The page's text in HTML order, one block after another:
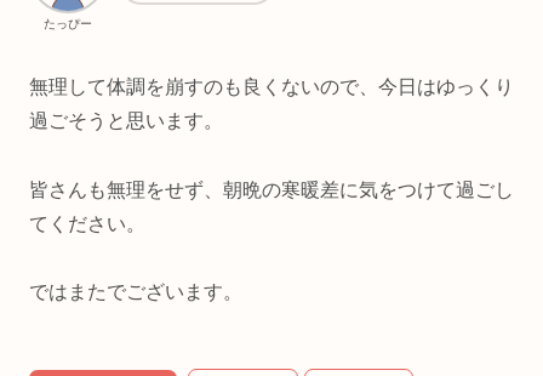
たっぴー
無理して体調を崩すのも良くないので、今日はゆっくり
過ごそうと思います。
皆さんも無理をせず、朝晩の寒暖差に気をつけて過ごし
てください。
ではまたでございます。